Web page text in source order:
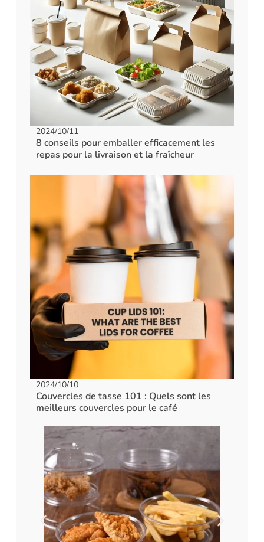
2024/10/11
8 conseils pour emballer efficacement les
repas pour la livraison et la fraîcheur
2024/10/10
Couvercles de tasse 101 : Quels sont les
meilleurs couvercles pour le café